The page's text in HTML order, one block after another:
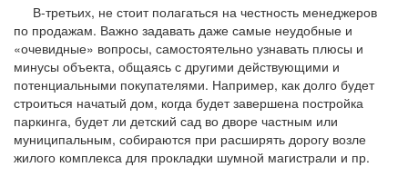
В-третьих, не стоит полагаться на честность менеджеров
по продажам. Важно задавать даже самые неудобные и
«очевидные» вопросы, самостоятельно узнавать плюсы и
минусы объекта, общаясь с другими действующими и
потенциальными покупателями. Например, как долго будет
строиться начатый дом, когда будет завершена постройка
паркинга, будет ли детский сад во дворе частным или
муниципальным, собираются при расширять дорогу возле
жилого комплекса для прокладки шумной магистрали и пр.